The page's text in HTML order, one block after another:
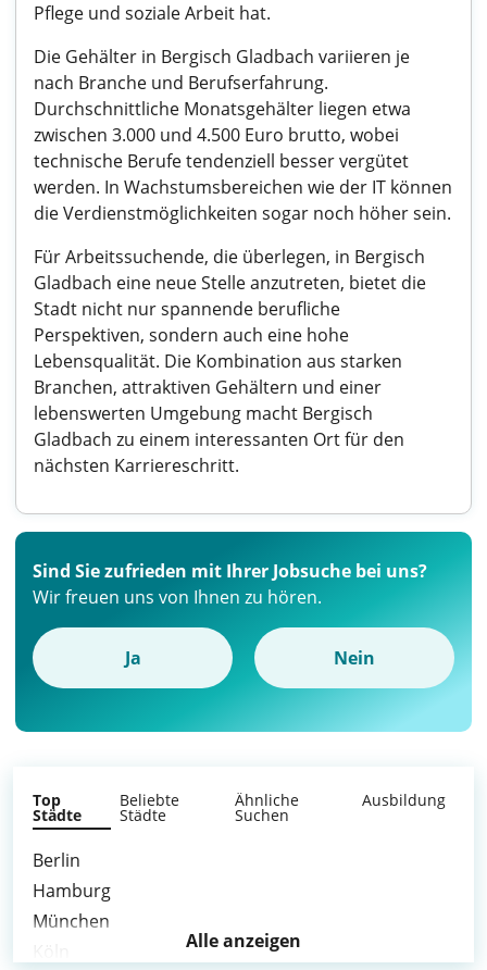
Pflege und soziale Arbeit hat.
Die Gehälter in Bergisch Gladbach variieren je
nach Branche und Berufserfahrung.
Durchschnittliche Monatsgehälter liegen etwa
zwischen 3.000 und 4.500 Euro brutto, wobei
technische Berufe tendenziell besser vergütet
werden. In Wachstumsbereichen wie der IT können
die Verdienstmöglichkeiten sogar noch höher sein.
Für Arbeitssuchende, die überlegen, in Bergisch
Gladbach eine neue Stelle anzutreten, bietet die
Stadt nicht nur spannende berufliche
Perspektiven, sondern auch eine hohe
Lebensqualität. Die Kombination aus starken
Branchen, attraktiven Gehältern und einer
lebenswerten Umgebung macht Bergisch
Gladbach zu einem interessanten Ort für den
nächsten Karriereschritt.
Sind Sie zufrieden mit Ihrer Jobsuche bei uns?
Wir freuen uns von Ihnen zu hören.
Ja Nein
Top
Städte
Beliebte
Städte
Ähnliche
Suchen
Ausbildung
Berlin
Hamburg
München
Alle anzeigen